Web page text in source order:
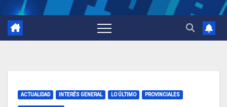
ACTUALIDAD INTERÉS GENERAL LO ÚLTIMO PROVINCIALES